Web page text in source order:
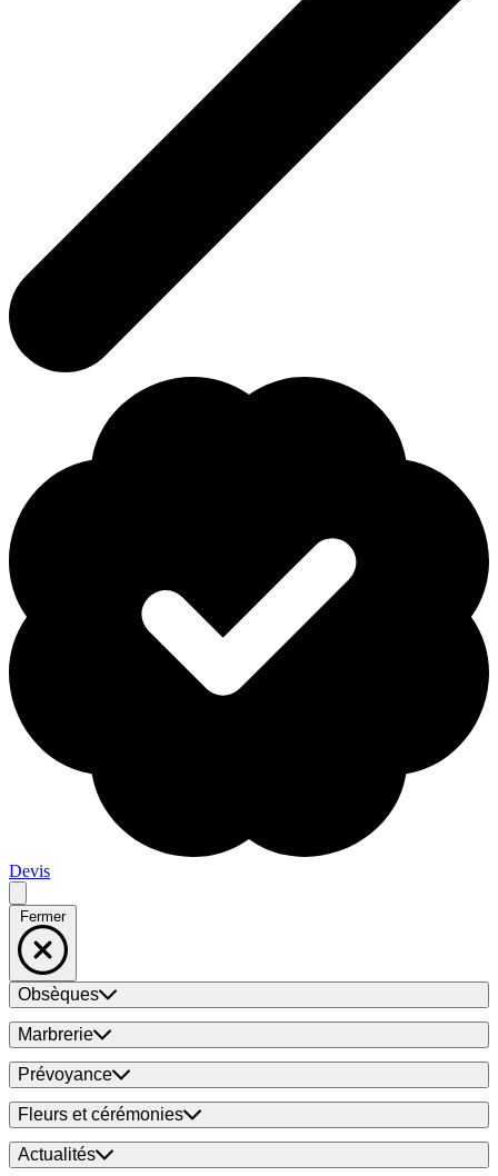
Devis
Fermer
Obsèques
Marbrerie
Prévoyance
Fleurs et cérémonies
Actualités